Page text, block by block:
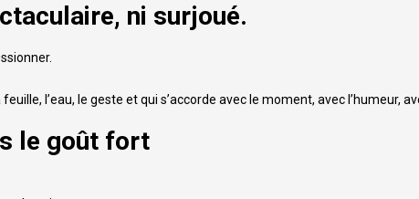
ni surjoué.
l’eau, le geste et qui s’accorde avec le moment, avec l’humeur,
le goût fort